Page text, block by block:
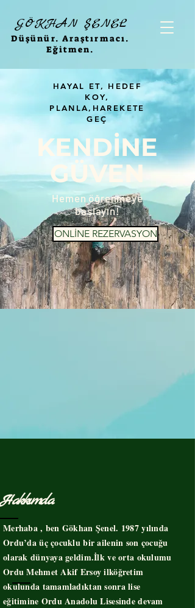
GÖKHAN ŞENEL
Düşünür. Araştırmacı.
Eğitmen.
HAYAL ET, HEDEF
KOY,
PLANLA,HAREKETE
GEÇ
KENDİNE
GÜVEN
Hemen öğrenmeye
başlayın!
ONLİNE REZERVASYON
Hakkımda
Merhaba , ben Gökhan Şenel. 1987 yılında
Ordu’da üç çocuklu bir ailenin son çocuğu
olarak dünyaya geldim.İlk ve orta okulumu
Ordu Mehmet Akif Ersoy ilköğretim
okulunda tamamladıktan sonra lise
eğitimine Ordu Anadolu Lisesinde devam